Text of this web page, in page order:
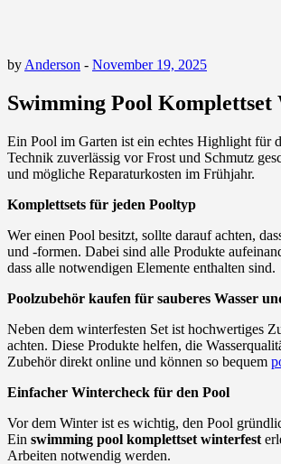
by Anderson - November 19, 2025
Swimming Pool Komplettset
Ein Pool im Garten ist ein echtes Highlight für
Technik zuverlässig vor Frost und Schmutz
und mögliche Reparaturkosten im Frühjahr.
Komplettsets für jeden Pooltyp
Wer einen Pool besitzt, sollte darauf achten,
und -formen. Dabei sind alle Produkte
dass alle notwendigen Elemente enthalten sind.
Poolzubehör kaufen für sauberes Wasser
Neben dem winterfesten Set ist hochwertiges
achten. Diese Produkte helfen, die
Zubehör direkt online und können so bequem
Einfacher Wintercheck für den Pool
Vor dem Winter ist es wichtig, den Pool
Ein swimming pool komplettset winterfest
Arbeiten notwendig werden.